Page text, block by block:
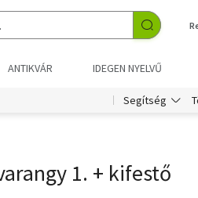
ANTIKVÁR IDEGEN NYELVŰ
Segítség
1. + kifestő